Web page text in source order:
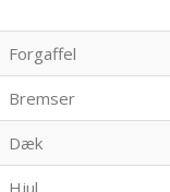
Forgaffel
Bremser
Dæk
Hjul